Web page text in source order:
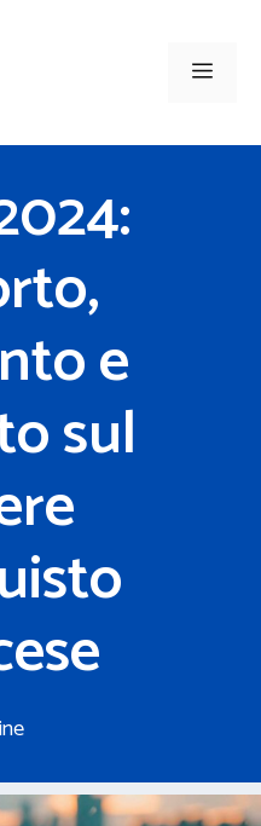
Menu
e
sul